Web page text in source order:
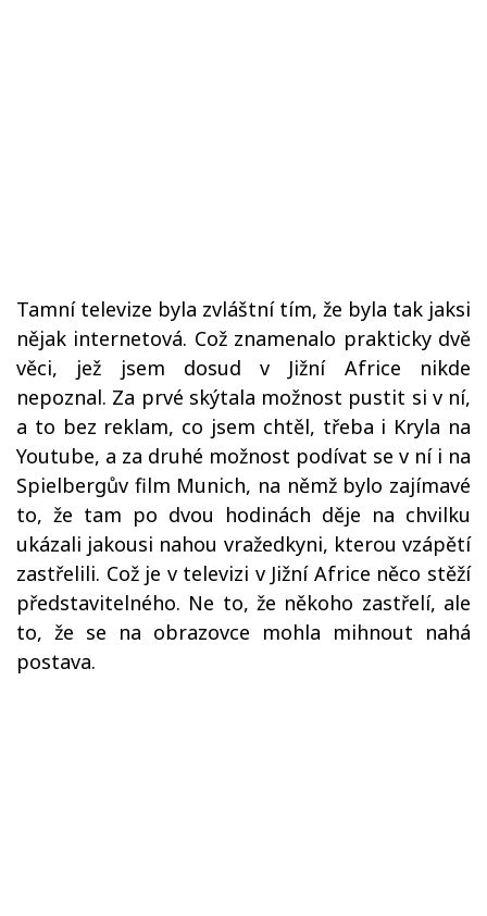
Tamní televize byla zvláštní tím, že byla tak jaksi
nějak internetová. Což znamenalo prakticky dvě
věci, jež jsem dosud v Jižní Africe nikde
nepoznal. Za prvé skýtala možnost pustit si v ní,
a to bez reklam, co jsem chtěl, třeba i Kryla na
Youtube, a za druhé možnost podívat se v ní i na
Spielbergův film Munich, na němž bylo zajímavé
to, že tam po dvou hodinách děje na chvilku
ukázali jakousi nahou vražedkyni, kterou vzápětí
zastřelili. Což je v televizi v Jižní Africe něco stěží
představitelného. Ne to, že někoho zastřelí, ale
to, že se na obrazovce mohla mihnout nahá
postava.